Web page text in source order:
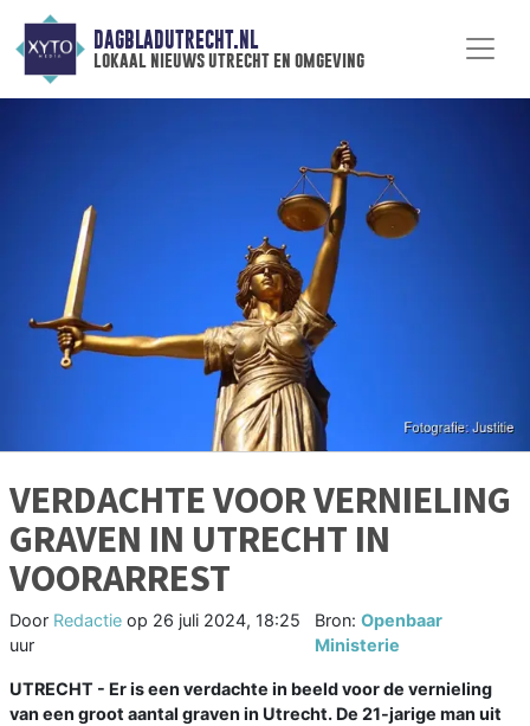
DAGBLADUTRECHT.NL
lokaal nieuws utrecht en omgeving
VERDACHTE VOOR VERNIELING
GRAVEN IN UTRECHT IN
VOORARREST
Door Redactie op 26 juli 2024, 18:25
uur
Bron: Openbaar
Ministerie
UTRECHT - Er is een verdachte in beeld voor de vernieling
van een groot aantal graven in Utrecht. De 21-jarige man uit